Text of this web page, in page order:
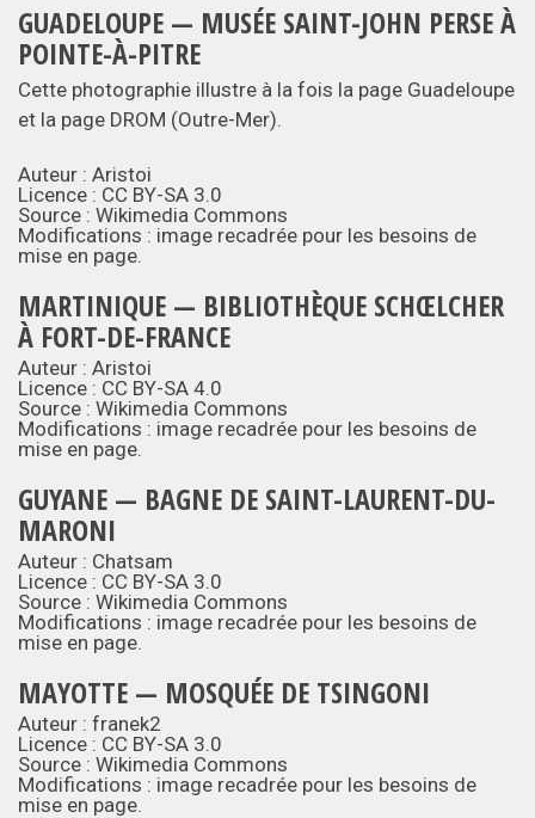
GUADELOUPE — MUSÉE SAINT-JOHN PERSE À
POINTE-À-PITRE
Cette photographie illustre à la fois la page Guadeloupe
et la page DROM (Outre-Mer).
Auteur : Aristoi
Licence : CC BY-SA 3.0
Source : Wikimedia Commons
Modifications : image recadrée pour les besoins de
mise en page.
MARTINIQUE — BIBLIOTHÈQUE SCHŒLCHER
À FORT-DE-FRANCE
Auteur : Aristoi
Licence : CC BY-SA 4.0
Source : Wikimedia Commons
Modifications : image recadrée pour les besoins de
mise en page.
GUYANE — BAGNE DE SAINT-LAURENT-DU-
MARONI
Auteur : Chatsam
Licence : CC BY-SA 3.0
Source : Wikimedia Commons
Modifications : image recadrée pour les besoins de
mise en page.
MAYOTTE — MOSQUÉE DE TSINGONI
Auteur : franek2
Licence : CC BY-SA 3.0
Source : Wikimedia Commons
Modifications : image recadrée pour les besoins de
mise en page.